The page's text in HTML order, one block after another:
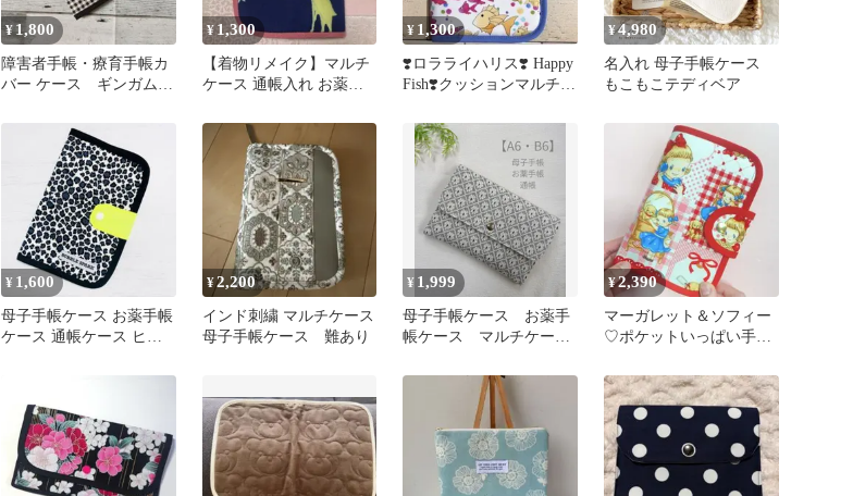
¥1,800
障害者手帳・療育手帳カ
バー ケース ギンガムチ
¥ 1,300
【着物リメイク】マルチ
ケース 通帳入れ お薬手
¥ 1,300
❣️ロラライハリス❣️ Happy
Fish❣️クッションマルチケ
¥4,980
名入れ 母子手帳ケース
もこもこテディベア
¥ 1,600
母子手帳ケース お薬手帳
ケース 通帳ケース ヒョ
¥2,200
インド刺繍 マルチケース
母子手帳ケース 難あり
¥ 1,999
母子手帳ケース お薬手
帳ケース マルチケー
B6サイズ
¥2,390
マーガレット＆ソフィー
♡ポケットいっぱい手帳